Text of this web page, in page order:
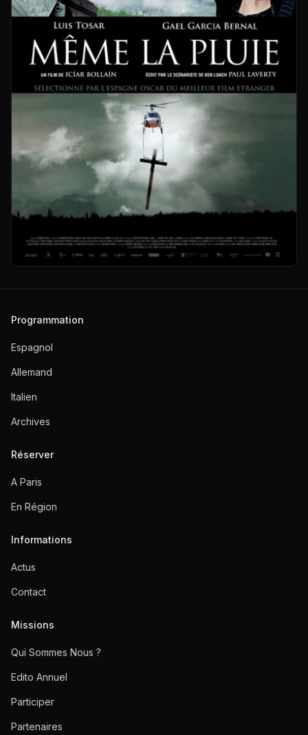
Programmation
Espagnol
Allemand
Italien
Archives
Réserver
A Paris
En Région
Informations
Actus
Contact
Missions
Qui Sommes Nous ?
Edito Annuel
Participer
Partenaires